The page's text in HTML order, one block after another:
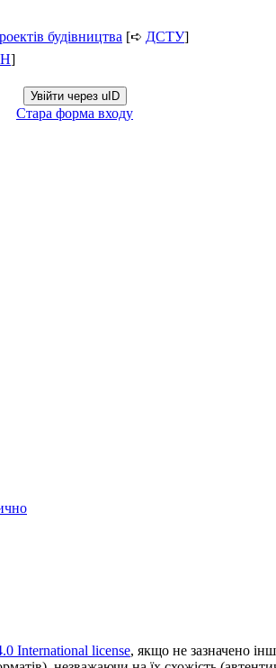
будівництва [➪ ДСТУ]
]
Увійти через uID
Стара форма входу
International license, якщо не зазначено